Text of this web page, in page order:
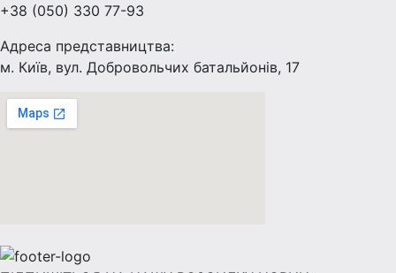
+38 (050) 330 77-93
Адреса представництва:
м. Київ, вул. Добровольчих батальйонів, 17